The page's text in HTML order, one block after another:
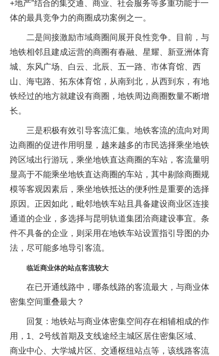
+地产”结合的集交通、商业、社会服务等多重功能于一
体的最具竞争力的商圈成功案例之一。
二是间接激励市域商圈间展开良性竞争。目前，与
地铁相邻且建成运营的商圈有春融、星耀、新亚洲体育
城、东风广场、白云、北辰、五一路、市体育馆、西
山、海屯路、拓东体育馆，从南到北，从西到东，有地
铁经过的地方就建设有商圈，地铁周边商圈数量不断增
长。
三是积极有效引导客流汇集。地铁客流的流向对周
边商圈的促进作用明显，越来越多的市民选择乘坐地铁
跨区域出行游玩，乘坐地铁直达商圈的车站，客流量明
显高于不能乘坐地铁直达商圈的车站，其中剔除商圈规
模等客观因素后，乘坐地铁抵达的便利性是重要的选择
原因。正因如此，毗邻地铁车站且具备建设商业区连接
通道的企业，多选择与昆明轨道集团洽商建设事宜。条
件不具备的企业，则采用在地铁车站设置指引导图的办
法，尽可能多地导引客流。
临近商业体的站点客流较大
在已开通线路中，哪条线路的客流最大，与商业体
密集空间重叠最大？
回复：地铁站与商业体密集空间存在相辅相成的作
用，1、2号线首期及支线途经主城区居住密集区域、
商业中心、大学城片区、交通枢纽站点等，该线路客流